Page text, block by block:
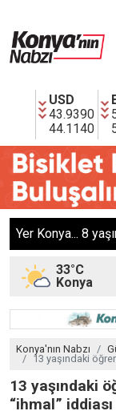
USD
43.9390
44.1140
Yeni Parti Meram İlçe Başkanlığına Bilal Sert Atandı
33°C
Konya
Konya'nın Nabzı
13 yaşındaki
13 yaşındaki
“ihmal” iddiası